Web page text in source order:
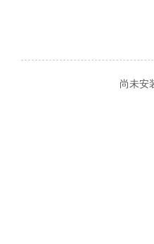
尚未安